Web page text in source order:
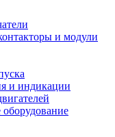
и модули
и индикации
оборудование